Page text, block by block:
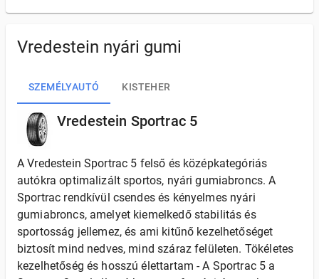
Vredestein nyári gumi
SZEMÉLYAUTÓ KISTEHER
Vredestein Sportrac 5
A Vredestein Sportrac 5 felső és középkategóriás
autókra optimalizált sportos, nyári gumiabroncs. A
Sportrac rendkívül csendes és kényelmes nyári
gumiabroncs, amelyet kiemelkedő stabilitás és
sportosság jellemez, és ami kitűnő kezelhetőséget
biztosít mind nedves, mind száraz felületen. Tökéletes
kezelhetőség és hosszú élettartam - A Sportrac 5 a